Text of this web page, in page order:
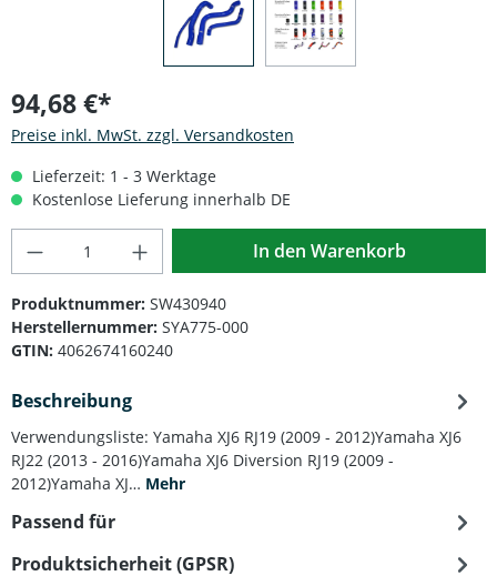
94,68 €*
Preise inkl. MwSt. zzgl. Versandkosten
Lieferzeit: 1 - 3 Werktage
Kostenlose Lieferung innerhalb DE
Produkt Anzahl: Gib den gewünschten
In den Warenkorb
Produktnummer: SW430940
Herstellernummer: SYA775-000
GTIN: 4062674160240
Beschreibung
Verwendungsliste: Yamaha XJ6 RJ19 (2009 - 2012)Yamaha XJ6
RJ22 (2013 - 2016)Yamaha XJ6 Diversion RJ19 (2009 -
2012)Yamaha XJ… Mehr
Passend für
Produktsicherheit (GPSR)